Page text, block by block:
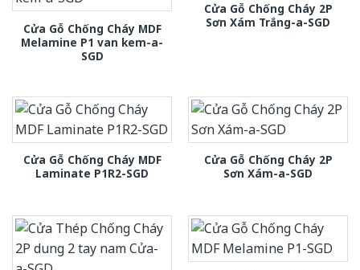
Cửa Gỗ Chống Cháy MDF
Melamine P1 van kem-a-
SGD
Cửa Gỗ Chống Cháy 2P
Sơn Xám Trắng-a-SGD
Cửa Gỗ Chống Cháy MDF
Laminate P1R2-SGD
Cửa Gỗ Chống Cháy 2P
Sơn Xám-a-SGD